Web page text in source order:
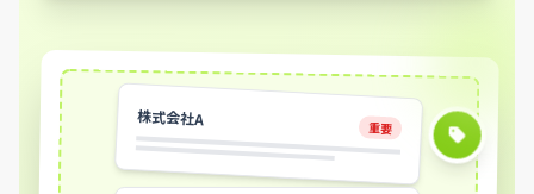
株式会社A 重要